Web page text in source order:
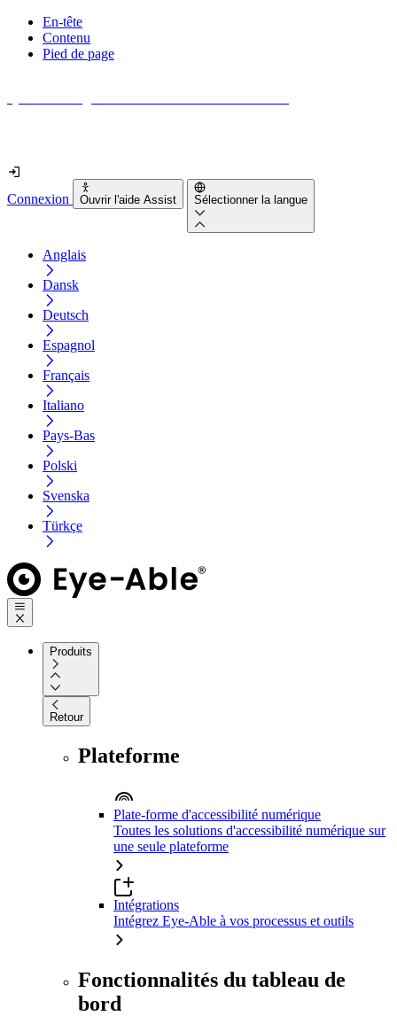
En-tête
Contenu
Pied de page
Connexion Ouvrir l'aide Assist Sélectionner la langue
Anglais
Dansk
Deutsch
Espagnol
Français
Italiano
Pays-Bas
Polski
Svenska
Türkçe
Produits
Retour
Plateforme
Plate-forme d'accessibilité numérique
Toutes les solutions d'accessibilité numérique sur
une seule plateforme
Intégrations
Intégrez Eye-Able à vos processus et outils
Fonctionnalités du tableau de
bord